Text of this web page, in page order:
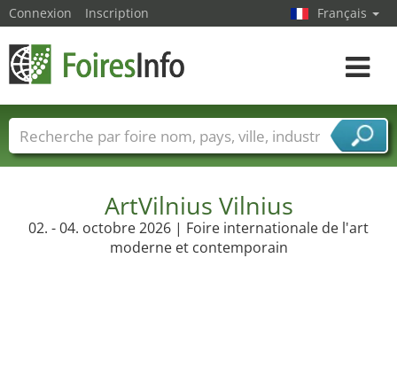
ArtVilnius Vilnius
02. - 04. octobre 2026 | Foire internationale de l'art
moderne et contemporain
Connexion Inscription Français
Toggle
Foire noms Pays Villes
Secteurs de foire